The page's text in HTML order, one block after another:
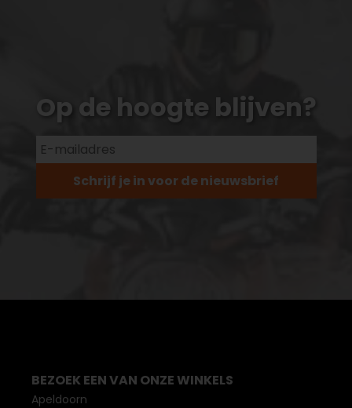
Op de hoogte blijven?
Schrijf je in voor de nieuwsbrief
BEZOEK EEN VAN ONZE WINKELS
Apeldoorn